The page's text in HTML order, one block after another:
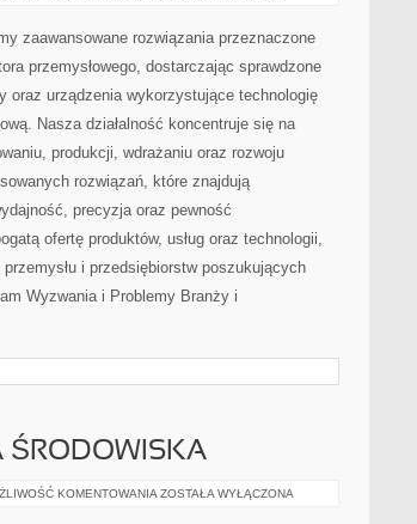
zaawansowane rozwiązania przeznaczone
przemysłowego, dostarczając sprawdzone
oraz urządzenia wykorzystujące technologię
Nasza działalność koncentruje się na
produkcji, wdrażaniu oraz rozwoju
rozwiązań, które znajdują
precyzja oraz pewność
ofertę produktów, usług oraz technologii,
i przedsiębiorstw poszukujących
Wyzwania i Problemy Branży i
ŚRODOWISKA
KOMENTOWANIA PRZYRODA
ZOSTAŁA WYŁĄCZONA